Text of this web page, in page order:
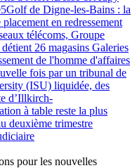
5Golf de Digne-les-Bains : la
en redressement
télécoms, Groupe
26 magasins Galeries
de l'homme d'affaires
fois par un tribunal de
(ISU) liquidée, des
d’Illkirch-
à table reste la plus
deuxième trimestre
pour les nouvelles